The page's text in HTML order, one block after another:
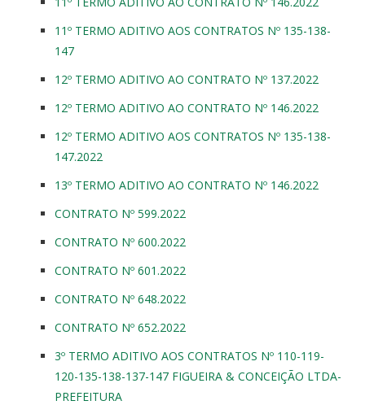
11º TERMO ADITIVO AOS CONTRATOS Nº 135-138-
147
12º TERMO ADITIVO AO CONTRATO Nº 137.2022
12º TERMO ADITIVO AO CONTRATO Nº 146.2022
12º TERMO ADITIVO AOS CONTRATOS Nº 135-138-
147.2022
13º TERMO ADITIVO AO CONTRATO Nº 146.2022
CONTRATO Nº 599.2022
CONTRATO Nº 600.2022
CONTRATO Nº 601.2022
CONTRATO Nº 648.2022
CONTRATO Nº 652.2022
3º TERMO ADITIVO AOS CONTRATOS Nº 110-119-
120-135-138-137-147 FIGUEIRA & CONCEIÇÃO LTDA-
PREFEITURA